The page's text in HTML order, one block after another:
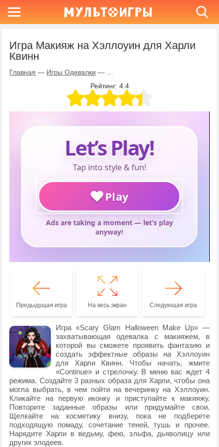
Игра Макияж на Хэллоуин для Харли
Квинн
Главная — Игры Одевалки —
Рейтинг: 4.4
Предыдущая игра На весь экран Следующая игра
Игра «Scary Glam Halloween Make Up» —
захватывающая одевалка с макияжем, в
которой вы сможете проявить фантазию и
создать эффектные образы на Хэллоуин
для Харли Квинн. Чтобы начать, жмите
«Continue» и стрелочку. В меню вас ждет 4
режима. Создайте 3 разных образа для Харли, чтобы она
могла выбрать, в чем пойти на вечеринку на Хэллоуин.
Кликайте на первую иконку и приступайте к макияжу.
Повторите заданные образы или придумайте свои.
Щелкайте на косметику внизу, пока не подберете
подходящую помаду, сочетание теней, тушь и прочее.
Нарядите Харли в ведьму, фею, эльфа, дьяволицу или
других злодеев.